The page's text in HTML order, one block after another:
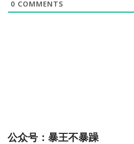
0 COMMENTS
公众号：暴王不暴躁